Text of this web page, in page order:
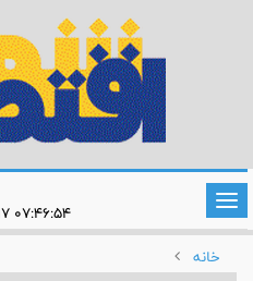
تغییر
وضعیت
ناوبری
۰۷:۴۶:۵۴ ۱۴۰۵/۰۵/۱۷
خانه